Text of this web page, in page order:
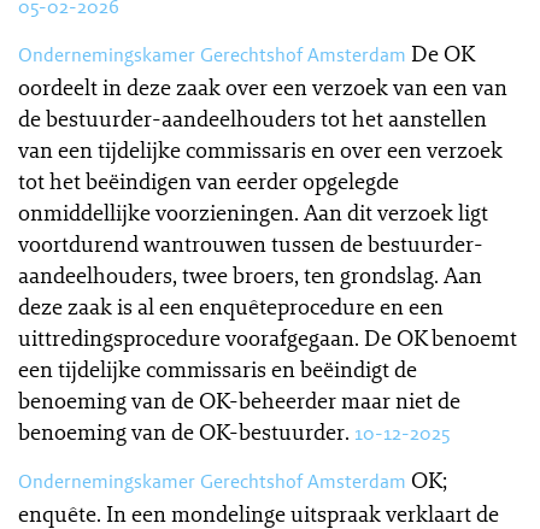
05-02-2026
Ondernemingskamer Gerechtshof Amsterdam De OK
oordeelt in deze zaak over een verzoek van een van
de bestuurder-aandeelhouders tot het aanstellen
van een tijdelijke commissaris en over een verzoek
tot het beëindigen van eerder opgelegde
onmiddellijke voorzieningen. Aan dit verzoek ligt
voortdurend wantrouwen tussen de bestuurder-
aandeelhouders, twee broers, ten grondslag. Aan
deze zaak is al een enquêteprocedure en een
uittredingsprocedure voorafgegaan. De OK benoemt
een tijdelijke commissaris en beëindigt de
benoeming van de OK-beheerder maar niet de
benoeming van de OK-bestuurder. 10-12-2025
Ondernemingskamer Gerechtshof Amsterdam OK;
enquête. In een mondelinge uitspraak verklaart de